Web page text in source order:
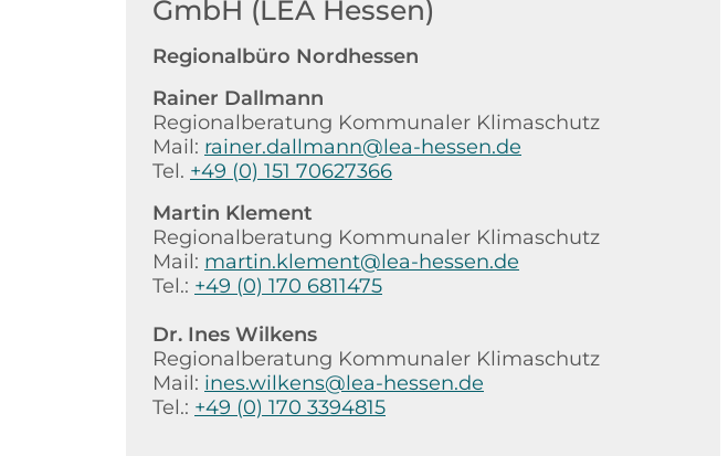
GmbH (LEA Hessen)
Regionalbüro Nordhessen
Rainer Dallmann
Regionalberatung Kommunaler Klimaschutz
Mail: rainer.dallmann@lea-hessen.de
Tel. +49 (0) 151 70627366
Martin Klement
Regionalberatung Kommunaler Klimaschutz
Mail: martin.klement@lea-hessen.de
Tel.: +49 (0) 170 6811475
Dr. Ines Wilkens
Regionalberatung Kommunaler Klimaschutz
Mail: ines.wilkens@lea-hessen.de
Tel.: +49 (0) 170 3394815